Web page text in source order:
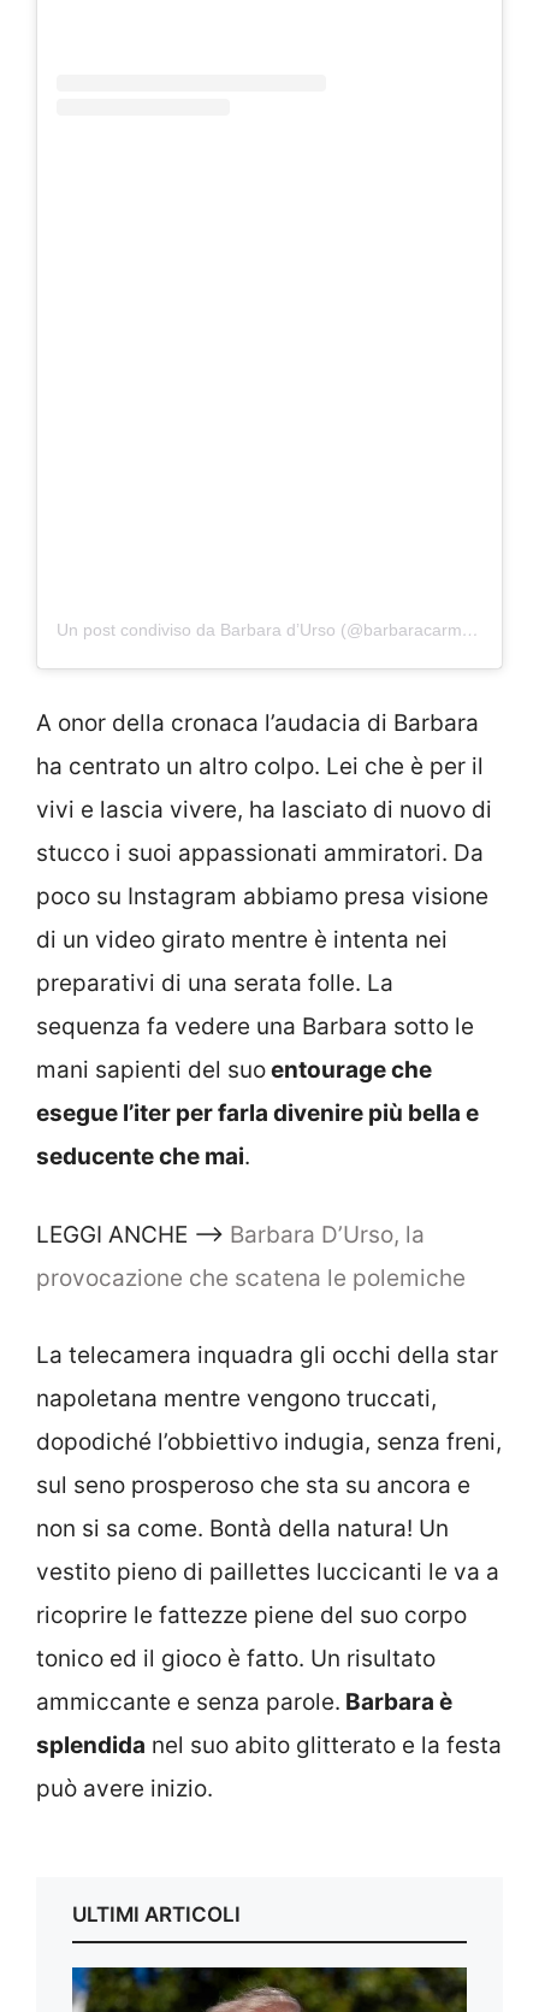
Un post condiviso da Barbara d’Urso (@barbaracarmelitadurso)
A onor della cronaca l’audacia di Barbara
ha centrato un altro colpo. Lei che è per il
vivi e lascia vivere, ha lasciato di nuovo di
stucco i suoi appassionati ammiratori. Da
poco su Instagram abbiamo presa visione
di un video girato mentre è intenta nei
preparativi di una serata folle. La
sequenza fa vedere una Barbara sotto le
mani sapienti del suoentourage che
esegue l’iter per farla divenire più bella e
seducente che mai.
LEGGI ANCHE –> Barbara D’Urso, la
provocazione che scatena le polemiche
La telecamera inquadra gli occhi della star
napoletana mentre vengono truccati,
dopodiché l’obbiettivo indugia, senza freni,
sul seno prosperoso che sta su ancora e
non si sa come. Bontà della natura! Un
vestito pieno di paillettes luccicanti le va a
ricoprire le fattezze piene del suo corpo
tonico ed il gioco è fatto. Un risultato
ammiccante e senza parole. Barbara è
splendida nel suo abito glitterato e la festa
può avere inizio.
ULTIMI ARTICOLI